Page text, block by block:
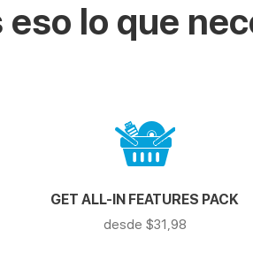
eso lo que
GET ALL-IN FEATURES PACK
desde $31,98